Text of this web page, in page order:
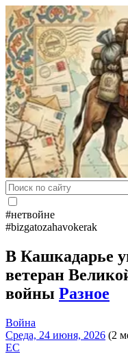
#нетвойне
#bizgatozahavokerak
В Кашкадарье
ветеран
войны Разное
Война
Среда, 24 июня, 2026 (2
EC